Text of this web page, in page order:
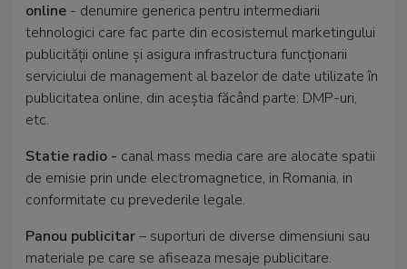
online - denumire generica pentru intermediarii
tehnologici care fac parte din ecosistemul marketingului
publicității online și asigura infrastructura funcționarii
serviciului de management al bazelor de date utilizate în
publicitatea online, din aceștia făcând parte: DMP-uri,
etc.
Statie radio - canal mass media care are alocate spatii
de emisie prin unde electromagnetice, in Romania, in
conformitate cu prevederile legale.
Panou publicitar– suporturi de diverse dimensiuni sau
materiale pe care se afiseaza mesaje publicitare.